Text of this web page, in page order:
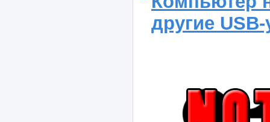
другие